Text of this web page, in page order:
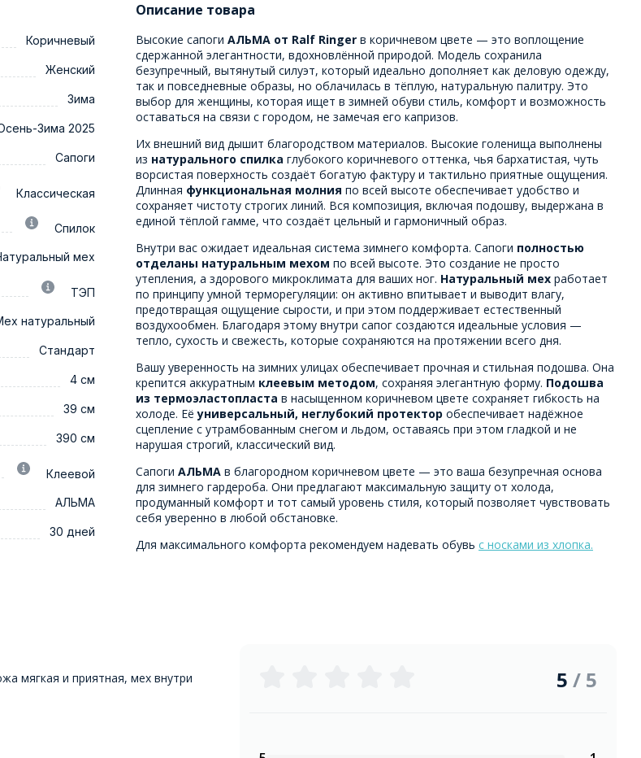
Коричневый
Женский
Зима
Зима 2025
Сапоги
Классическая
Спилок
мех
ТЭП
натуральный
Стандарт
4 см
39 см
390 см
Клеевой
АЛЬМА
30 дней
Описание товара
Высокие сапоги АЛЬМА от Ralf Ringer в коричневом цвете — это воплощение
сдержанной элегантности, вдохновлённой природой. Модель сохранила
безупречный, вытянутый силуэт, который идеально дополняет как деловую одежду,
так и повседневные образы, но облачилась в тёплую, натуральную палитру. Это
выбор для женщины, которая ищет в зимней обуви стиль, комфорт и возможность
оставаться на связи с городом, не замечая его капризов.
Их внешний вид дышит благородством материалов. Высокие голенища выполнены
из натурального спилка глубокого коричневого оттенка, чья бархатистая, чуть
ворсистая поверхность создаёт богатую фактуру и тактильно приятные ощущения.
Длинная функциональная молния по всей высоте обеспечивает удобство и
сохраняет чистоту строгих линий. Вся композиция, включая подошву, выдержана в
единой тёплой гамме, что создаёт цельный и гармоничный образ.
Внутри вас ожидает идеальная система зимнего комфорта. Сапоги полностью
отделаны натуральным мехом по всей высоте. Это создание не просто
утепления, а здорового микроклимата для ваших ног. Натуральный мех работает
по принципу умной терморегуляции: он активно впитывает и выводит влагу,
предотвращая ощущение сырости, и при этом поддерживает естественный
воздухообмен. Благодаря этому внутри сапог создаются идеальные условия —
тепло, сухость и свежесть, которые сохраняются на протяжении всего дня.
Вашу уверенность на зимних улицах обеспечивает прочная и стильная подошва. Она
крепится аккуратным клеевым методом, сохраняя элегантную форму. Подошва
из термоэластопласта в насыщенном коричневом цвете сохраняет гибкость на
холоде. Еёуниверсальный, неглубокий протектор обеспечивает надёжное
сцепление с утрамбованным снегом и льдом, оставаясь при этом гладкой и не
нарушая строгий, классический вид.
Сапоги АЛЬМА в благородном коричневом цвете — это ваша безупречная основа
для зимнего гардероба. Они предлагают максимальную защиту от холода,
продуманный комфорт и тот самый уровень стиля, который позволяет чувствовать
себя уверенно в любой обстановке.
Для максимального комфорта рекомендуем надевать обувь с носками из хлопка.
мягкая и приятная, мех внутри
5 / 5